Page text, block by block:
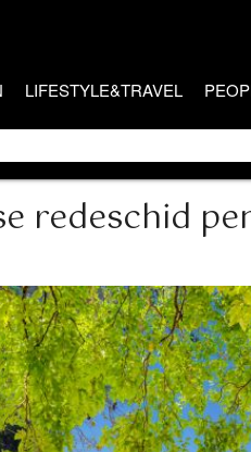
LIFESTYLE&TRAVEL
redeschid